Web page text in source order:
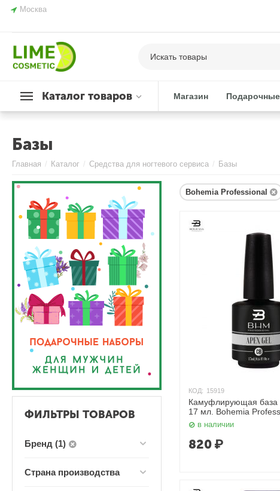
Москва
Каталог товаров Магазин
Базы
Главная / Каталог / Средства для ногтевого сервиса / Базы
Bohemia Professional
КОД: 15919
Камуфлирующая база
17 мл. Bohemia
в наличии
820 ₽
ФИЛЬТРЫ ТОВАРОВ
Бренд (1)
Страна производства